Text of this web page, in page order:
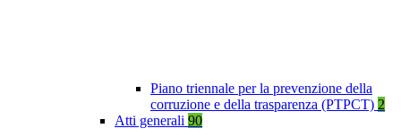
Piano triennale per la prevenzione della
corruzione e della trasparenza (PTPCT) 2
Atti generali 90